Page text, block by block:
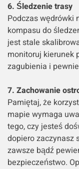
6. Śledzenie trasy
Podczas wędrówki
kompasu do
jest stale
monitoruj kierunek
zagubienia i
7. Zachowanie
Pamiętaj, że
mapie wymaga
tego, czy jesteś
dopiero zaczynasz
zawsze bądź
bezpieczeństwo.